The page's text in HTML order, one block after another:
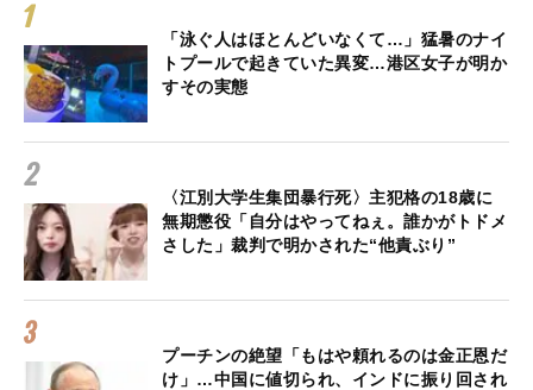
「泳ぐ人はほとんどいなくて…」猛暑のナイ
トプールで起きていた異変…港区女子が明か
すその実態
〈江別大学生集団暴行死〉主犯格の18歳に
無期懲役「自分はやってねぇ。誰かがトドメ
さした」裁判で明かされた“他責ぶり”
プーチンの絶望「もはや頼れるのは金正恩だ
け」…中国に値切られ、インドに振り回され